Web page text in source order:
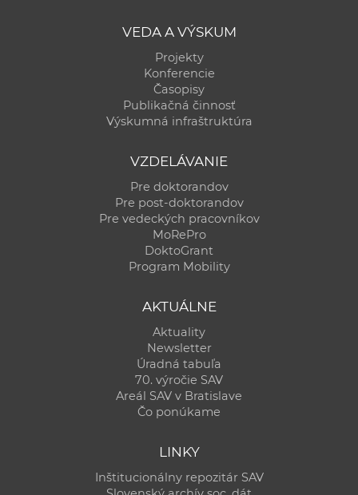
VEDA A VÝSKUM
Projekty
Konferencie
Časopisy
Publikačná činnosť
Výskumná infraštruktúra
VZDELÁVANIE
Pre doktorandov
Pre post-doktorandov
Pre vedeckých pracovníkov
MoRePro
DoktoGrant
Program Mobility
AKTUÁLNE
Aktuality
Newsletter
Úradná tabuľa
70. výročie SAV
Areál SAV v Bratislave
Čo ponúkame
LINKY
Inštitucionálny repozitár SAV